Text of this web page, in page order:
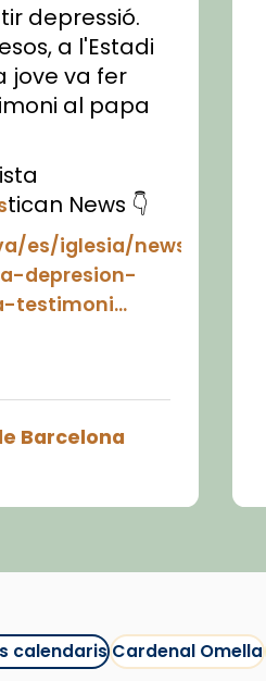
depressió.
a l'Estadi
jove va fer
al papa
tican News 👇
es/iglesia/news/2026-
depresion-
testimoni...
Barcelona
Santes de
calendarisCardenal Omella